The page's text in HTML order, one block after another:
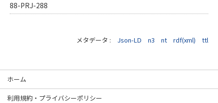
88-PRJ-288
メタデータ : Json-LD n3 nt rdf(xml) ttl
ホーム
利用規約・プライバシーポリシー